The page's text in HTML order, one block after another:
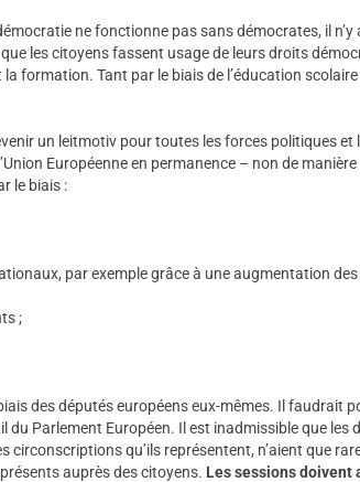
ne fonctionne pas sans démocrates, il n’y
les citoyens fassent usage de leurs droits
la formation. Tant par le biais de l’éducation
un leitmotiv pour toutes les forces politiques
Européenne en permanence – non de
le biais :
par exemple grâce à une augmentation
;
des députés européens eux-mêmes. Il faudrait
du Parlement Européen. Il est inadmissible que les
circonscriptions qu’ils représentent, n’aient que
auprès des citoyens. Les sessions doivent